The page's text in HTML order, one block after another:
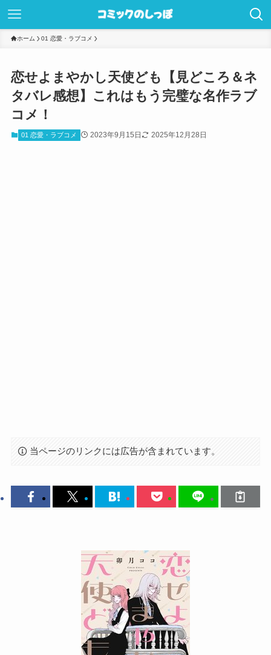
ホーム 01 恋愛・ラブコメ
恋せよまやかし天使ども【見どころ＆ネ
タバレ感想】これはもう完璧な名作ラブ
コメ！
01 恋愛・ラブコメ 2023年9月15日 2025年12月28日
当ページのリンクには広告が含まれています。